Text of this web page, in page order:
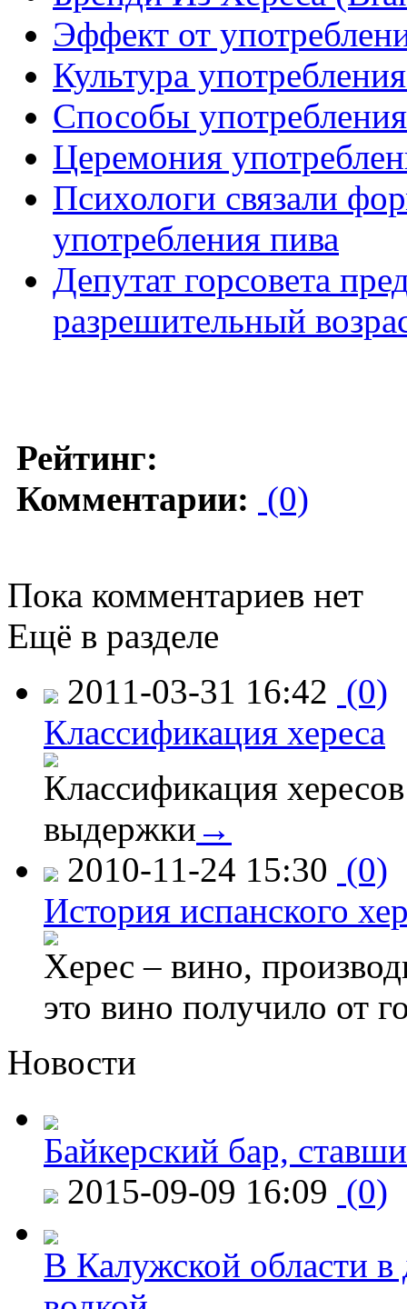
Эффект от
Культура
Способы
Церемония
Психологи связали
употребления пива
Депутат горсовета
разрешительный
Рейтинг:
Комментарии: (0)
Пока комментариев нет
Ещё в разделе
2011-03-31 16:42 (0)
Классификация хереса
Классификация
выдержки →
2010-11-24 15:30 (0)
История испанского
Херес – вино,
это вино получило от
Новости
Байкерский бар,
2015-09-09 16:09 (0)
В Калужской области в